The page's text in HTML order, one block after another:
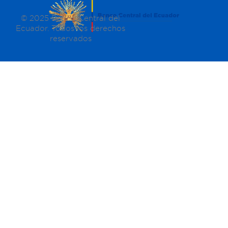
© 2025 Banco Central del
Ecuador. Todos los derechos
reservados